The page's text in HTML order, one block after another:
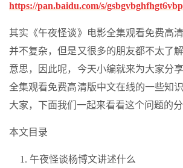
https://pan.baidu.com/s/
其实《午夜怪谈》电影全集观看免费高
并不复杂，但是又很多的朋友都不太了
意思，因此呢，今天小编就来为大家分
全集观看免费高清版中文在线的一些知
大家，下面我们一起来看看这个问题的分
本文目录
午夜怪谈杨博文讲述什么